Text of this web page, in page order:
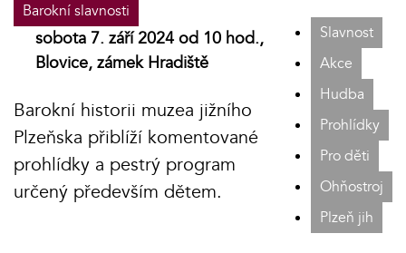
Barokní slavnosti
Slavnost
Akce
Hudba
Prohlídky
Pro děti
Ohňostroj
Plzeň jih
sobota 7. září 2024 od 10 hod.,
Blovice, zámek Hradiště
Barokní historii muzea jižního
Plzeňska přiblíží komentované
prohlídky a pestrý program
určený především dětem.